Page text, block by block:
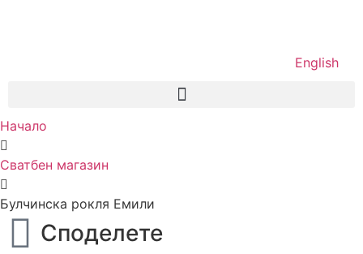
English
Начало
Сватбен магазин
Булчинска рокля Емили
Споделете